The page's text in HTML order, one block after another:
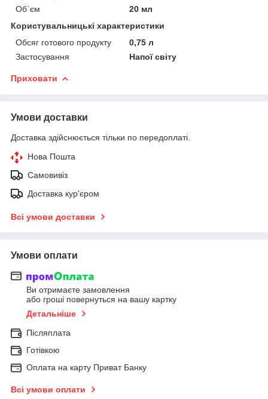
Об`єм
20 мл
Користувальницькі характеристики
Обсяг готового продукту
0,75 л
Застосування
Напої світу
Приховати
Умови доставки
Доставка здійснюється тільки по передоплаті.
Нова Пошта
Самовивіз
Доставка кур'єром
Всі умови доставки
Умови оплати
Ви отримаєте замовлення
або гроші повернуться на вашу картку
Детальніше
Післяплата
Готівкою
Оплата на карту Приват Банку
Всі умови оплати